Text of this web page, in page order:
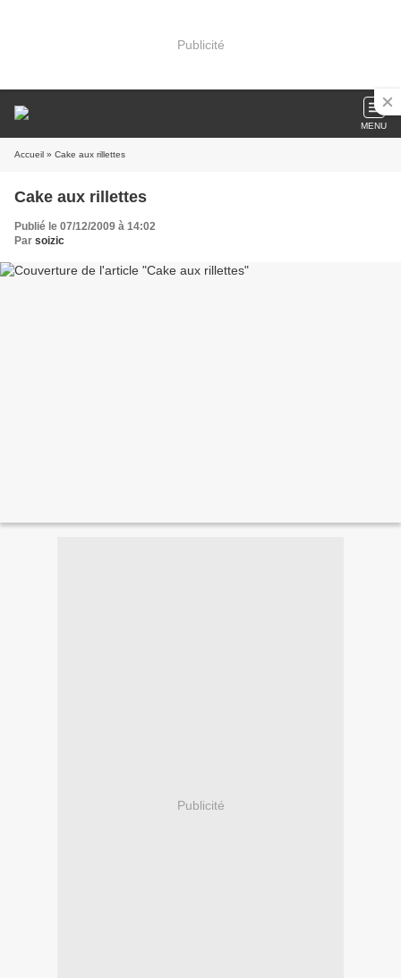
Publicité
MENU
Accueil » Cake aux rillettes
Cake aux rillettes
Publié le 07/12/2009 à 14:02
Par soizic
Publicité